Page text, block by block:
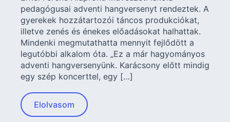
pedagógusai adventi hangversenyt rendeztek. A
gyerekek hozzátartozói táncos produkciókat,
illetve zenés és énekes előadásokat halhattak.
Mindenki megmutathatta mennyit fejlődött a
legutóbbi alkalom óta. „Ez a már hagyományos
adventi hangversenyünk. Karácsony előtt mindig
egy szép koncerttel, egy […]
Elolvasom